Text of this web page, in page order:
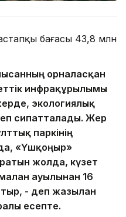
бағасы 43,8 млн
нысанның орналасқан
инфрақұрылымы
экологиялық
сипатталады. Жер
паркінің
«Үшқоңыр»
жолда, күзет
ауылынан 16
- деп жазылған
есепте.